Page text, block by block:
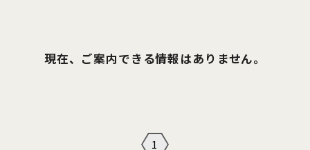
現在、ご案内できる情報はありません。
1